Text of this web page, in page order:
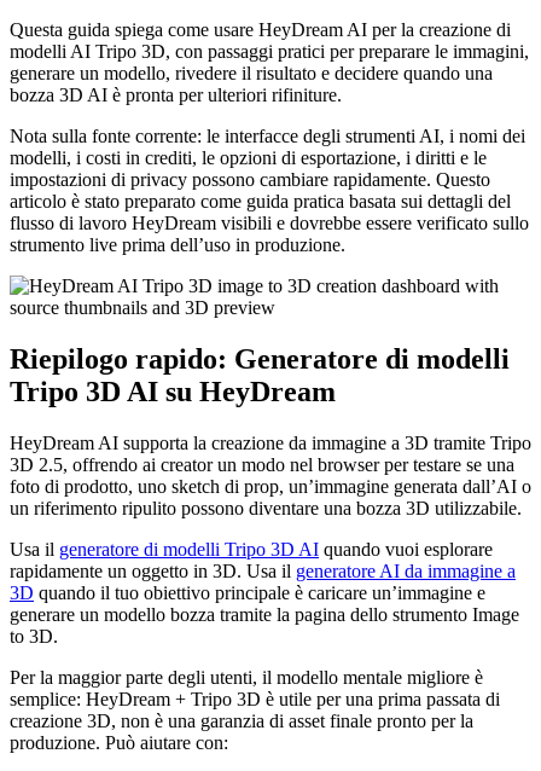
Questa guida spiega come usare HeyDream AI per la creazione di
modelli AI Tripo 3D, con passaggi pratici per preparare le immagini,
generare un modello, rivedere il risultato e decidere quando una
bozza 3D AI è pronta per ulteriori rifiniture.
Nota sulla fonte corrente: le interfacce degli strumenti AI, i nomi dei
modelli, i costi in crediti, le opzioni di esportazione, i diritti e le
impostazioni di privacy possono cambiare rapidamente. Questo
articolo è stato preparato come guida pratica basata sui dettagli del
flusso di lavoro HeyDream visibili e dovrebbe essere verificato sullo
strumento live prima dell’uso in produzione.
Riepilogo rapido: Generatore di modelli
Tripo 3D AI su HeyDream
HeyDream AI supporta la creazione da immagine a 3D tramite Tripo
3D 2.5, offrendo ai creator un modo nel browser per testare se una
foto di prodotto, uno sketch di prop, un’immagine generata dall’AI o
un riferimento ripulito possono diventare una bozza 3D utilizzabile.
Usa il generatore di modelli Tripo 3D AI quando vuoi esplorare
rapidamente un oggetto in 3D. Usa il generatore AI da immagine a
3D quando il tuo obiettivo principale è caricare un’immagine e
generare un modello bozza tramite la pagina dello strumento Image
to 3D.
Per la maggior parte degli utenti, il modello mentale migliore è
semplice: HeyDream + Tripo 3D è utile per una prima passata di
creazione 3D, non è una garanzia di asset finale pronto per la
produzione. Può aiutare con: